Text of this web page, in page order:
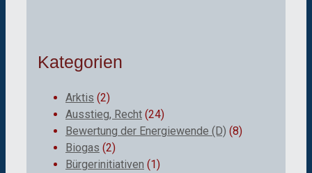
Kategorien
Arktis (2)
Ausstieg, Recht (24)
Bewertung der Energiewende (D) (8)
Biogas (2)
Bürgerinitiativen (1)